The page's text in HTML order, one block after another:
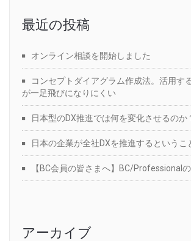
最近の投稿
オンライン相談を開始しました
コンセプトダイアグラム作成法。活用す
が一足飛びになりにくい
日本型のDX推進では何を変化させるのか
日本の企業が全社DXを推進するというこ
【BC会員の皆さまへ】BC/Professional
アーカイブ